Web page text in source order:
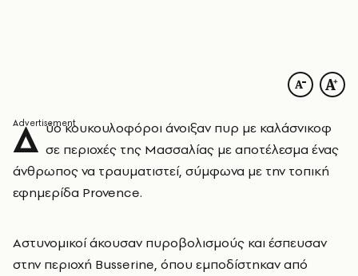
Δ ύο κουκουλοφόροι άνοιξαν πυρ με καλάσνικοφ
σε περιοχές της Μασσαλίας με αποτέλεσμα ένας
άνθρωπος να τραυματιστεί, σύμφωνα με την τοπική
εφημερίδα Provence.
Αστυνομικοί άκουσαν πυροβολισμούς και έσπευσαν
στην περιοχή Busserine, όπου εμποδίστηκαν από